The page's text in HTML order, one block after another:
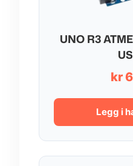
UNO R3
kr
Legg i